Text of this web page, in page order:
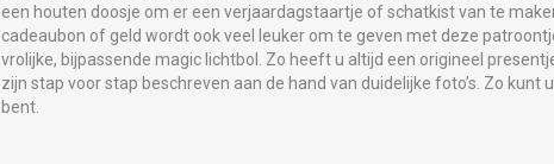
een houten doosje om er een verjaardagstaartje of schatkist van te
cadeaubon of geld wordt ook veel leuker om te geven met deze
vrolijke, bijpassende magic lichtbol. Zo heeft u altijd een origineel
zijn stap voor stap beschreven aan de hand van duidelijke foto’s. Zo kunt
bent.